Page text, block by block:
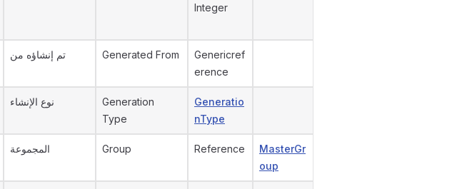
Integer
تم إنشاؤه من Generated From
Genericref
erence
نوع الإنشاء
Generation
Type
Generatio
nType
المجموعة Group Reference
MasterGr
oup